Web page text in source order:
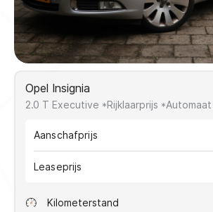
VACATURES
VERKOCHT
Contact
info@koseautos.nl
Opel Insignia
2.0 T Executive *Rijklaarprijs
Aanschafprijs
Leaseprijs
Kilometerstand